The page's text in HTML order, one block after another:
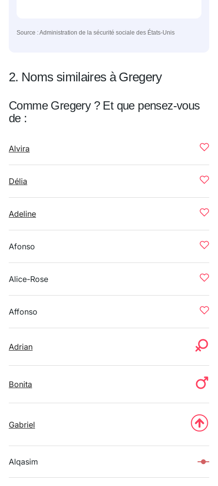
Source : Administration de la sécurité sociale des États-Unis
2. Noms similaires à Gregery
Comme Gregery ? Et que pensez-vous
de :
Alvira
Délia
Adeline
Afonso
Alice-Rose
Affonso
Adrian
Bonita
Gabriel
Alqasim